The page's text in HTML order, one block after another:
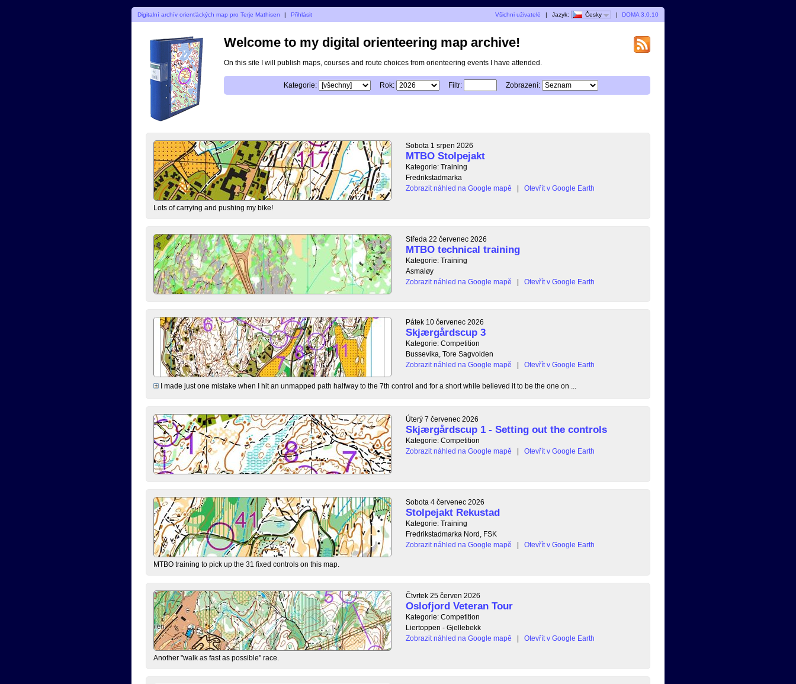
Digitalní archív orienťáckých map pro Terje Mathisen | Přihlásit Všichni uživatelé | Jazyk: Česky | DOMA 3.0.10
Welcome to my digital orienteering map archive!
On this site I will publish maps, courses and route choices from orienteering events I have attended.
Kategorie: Rok: Filtr: Zobrazení:
Sobota 1 srpen 2026
MTBO Stolpejakt
Kategorie: Training
Fredrikstadmarka
Zobrazit náhled na Google mapě
| Otevřít v Google Earth
Lots of carrying and pushing my bike!
Středa 22 červenec 2026
MTBO technical training
Kategorie: Training
Asmaløy
Zobrazit náhled na Google mapě
| Otevřít v Google Earth
Pátek 10 červenec 2026
Skjærgårdscup 3
Kategorie: Competition
Bussevika, Tore Sagvolden
Zobrazit náhled na Google mapě
| Otevřít v Google Earth
I made just one mistake when I hit an unmapped path halfway to the 7th control and for a short while believed it to be the one on ...
Úterý 7 červenec 2026
Skjærgårdscup 1 - Setting out the controls
Kategorie: Competition
Zobrazit náhled na Google mapě
| Otevřít v Google Earth
Sobota 4 červenec 2026
Stolpejakt Rekustad
Kategorie: Training
Fredrikstadmarka Nord, FSK
Zobrazit náhled na Google mapě
| Otevřít v Google Earth
MTBO training to pick up the 31 fixed controls on this map.
Čtvrtek 25 červen 2026
Oslofjord Veteran Tour
Kategorie: Competition
Liertoppen - Gjellebekk
Zobrazit náhled na Google mapě
| Otevřít v Google Earth
Another "walk as fast as possible" race.